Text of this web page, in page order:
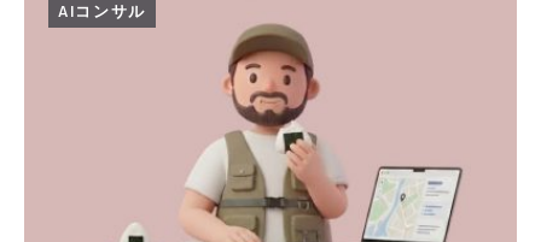
AIコンサル